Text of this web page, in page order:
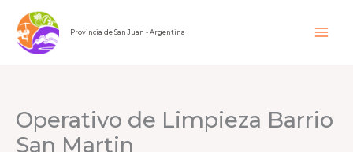
contenido
Provincia de San Juan - Argentina
Operativo de Limpieza Barrio
San Martin